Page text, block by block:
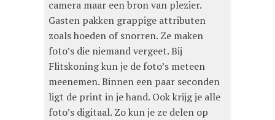
camera maar een bron van plezier.
Gasten pakken grappige attributen
zoals hoeden of snorren. Ze maken
foto’s die niemand vergeet. Bij
Flitskoning kun je de foto’s meteen
meenemen. Binnen een paar seconden
ligt de print in je hand. Ook krijg je alle
foto’s digitaal. Zo kun je ze delen op